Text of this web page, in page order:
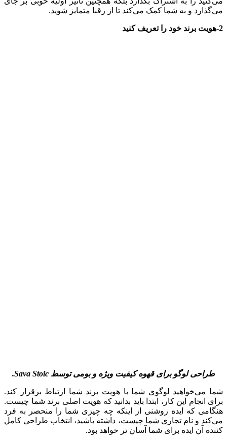
می‌گذارد و به شما کمک می‌کند تا از رقبا متمایز شوید.
2-هویت برند خود را تعریف کنید
طراحی لوگو برای قهوه کیفیت ویژه و بومی توسط .
شما می‌خواهید لوگوی شما با هویت برند شما ارتباط برقرار کند.
برای انجام این کار، ابتدا باید بدانید که هویت اصلی برند شما چیست.
هنگامی که ایده روشنی از اینکه چه چیزی شما را منحصر به فرد
می‌کند و نام تجاری شما چیست، داشته باشید، انتخاب طراحی کامل
کننده آن ایده برای شما آسان تر خواهد بود.